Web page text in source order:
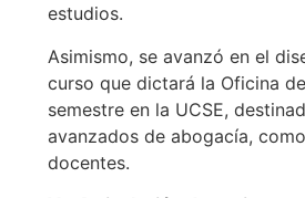
estudios.
Asimismo, se avanzó en el
curso que dictará la Oficina
semestre en la UCSE,
avanzados de abogacía,
docentes.